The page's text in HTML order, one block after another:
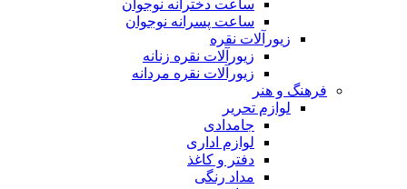
ساعت دخترانه نوجوان
ساعت پسرانه نوجوان
زیورآلات نقره
زیورآلات نقره زنانه
زیورآلات نقره مردانه
فرهنگ و هنر
لوازم تحریر
جامدادی
لوازم اداری
دفتر و کاغذ
مداد رنگی